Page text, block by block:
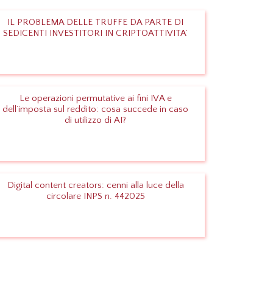
IL PROBLEMA DELLE TRUFFE DA PARTE DI
SEDICENTI INVESTITORI IN CRIPTOATTIVITA’
Le operazioni permutative ai fini IVA e
dell’imposta sul reddito: cosa succede in caso
di utilizzo di AI?
Digital content creators: cenni alla luce della
circolare INPS n. 442025